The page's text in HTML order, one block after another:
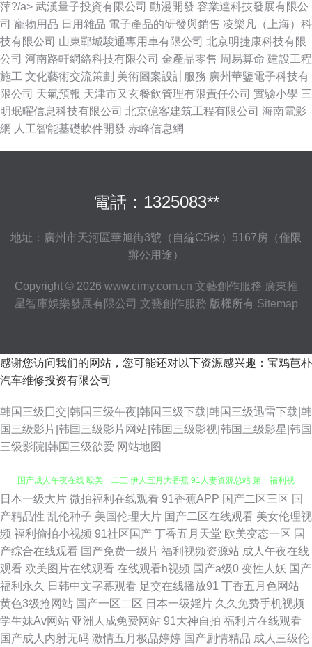
萍?/a> 武漢量子投資有限公司 動漫開發 容業達科技發展有限公
司 寵物用品 日用雜品 電子產品的研發與銷售 凌樂凡（上海）科
技有限公司 山東鄆城駿通專用車有限公司 北京明捷康科技有限
公司 河南路軒網絡科技有限公司 金產品零售 周易算命 建設工程
施工 文化藝術交流策劃 美術圖案設計服務 廣州華鑒電子科技有
限公司 天氣預報 天津市又玄餐飲管理有限責任公司 實驗小學 三
明珉曜信息科技有限公司 北京億客建筑工程有限公司 海南電影
網 人工智能基礎軟件開發 赤峰信息網
電話：1325083**
地址：廣州市天河區華旭街3號（自編C5棟）5167房（僅限
辦公用途）
Copyright © 2026 www.cimy.com.cn 文藝創作服務 廣東推
星智庫娛樂發展有限公司 文藝創作服務 版權所有 Sitemap
感谢您访问我们的网站，您可能还对以下资源感兴趣：宝鸡芭朴
汽车维修投资有限公司
韩国三级囗交|韩国三级午夜|韩国三级下载|韩国三级迅雷下载|韩
国三级影片|韩国三级影片网站|韩国三级影视|韩国三级影星|韩国
三级影院|韩国三级欲爱 网站地图
91中文熟女 一本道AV性爱无码 五月天色社区 91网红在线观看 操操网站91
国产成人午夜在线 殴美一二三 伊人五月大香蕉 91人妻资源总站 第一福利视
频导航网站 欧美性爱va 老女人丝袜诱惑 91日韓免費看 东京热大香蕉av 黄色
在线免费网址 亚洲日韩成人在线 99中文化产品在线看 91果冻制作厂麻豆 久
久AⅤ 婷婷五月福利资源 丁香五月最新网址 日本在线不卡啊 黄污视频 另类小
日本一级大片 微拍福利在线观看 91香蕉APP 国产二区三区 国
产精品性 乱伦种子 美国伦理大片 国产二区在线观看 美女伦理视
频 福利偷拍小视频 91社区国产 丁香五月天堂 欧美变态一区 国
产综合在线观看 国产免费一级片 福利视频资源站 成人午夜在线
观看 欧美图片在线观看 在线观看h视频 国产a级0 变性人妖 国产
福利永久
日韩中文字幕观看 足交在线播放91 丁香五月色网站
黄色3级抢网站 国产一区二区 日本一级婬片 久久免费手机视频
学生妹Av网站 亚洲人成免费网站 91大神自拍 福利片在线观看
国产成人内射无码 激情五月极品婷婷 国产剧情精品 成人三级伦